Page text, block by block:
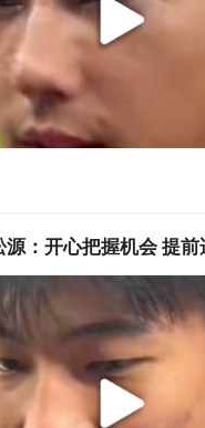
源：开心把握机会 提